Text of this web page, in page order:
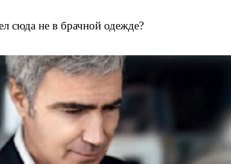
не в брачной одежде?